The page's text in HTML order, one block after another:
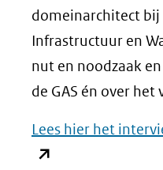
domeinarchitect
Infrastructuur en
nut en noodzaak
de GAS én over het
Lees hier het